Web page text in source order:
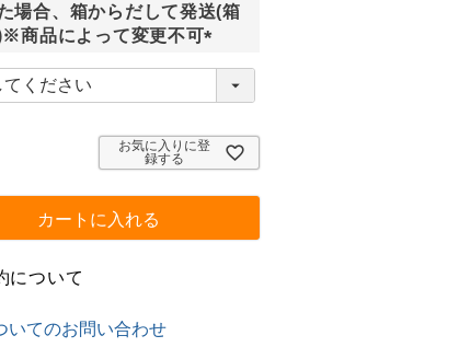
場合、箱からだして発送(箱
商品によって変更不可
(
)
お気に入りに登
録する
カートに入れる
について
いてのお問い合わせ